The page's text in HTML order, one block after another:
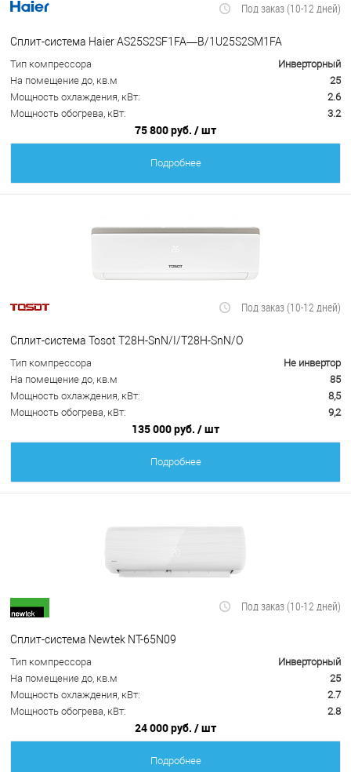
Под заказ (10-12 дней)
Сплит-система Haier AS25S2SF1FA—B/1U25S2SM1FA
Тип компрессора
Инверторный
На помещение до, кв.м
25
Мощность охлаждения, кВт:
2.6
Мощность обогрева, кВт:
3.2
75 800 руб. / шт
Подробнее
Под заказ (10-12 дней)
Сплит-система Tosot T28H-SnN/I/T28H-SnN/O
Тип компрессора
Не инвертор
На помещение до, кв.м
85
Мощность охлаждения, кВт:
8,5
Мощность обогрева, кВт:
9,2
135 000 руб. / шт
Подробнее
Под заказ (10-12 дней)
Сплит-система Newtek NT-65N09
Тип компрессора
Инверторный
На помещение до, кв.м
25
Мощность охлаждения, кВт:
2.7
Мощность обогрева, кВт:
2.8
24 000 руб. / шт
Подробнее